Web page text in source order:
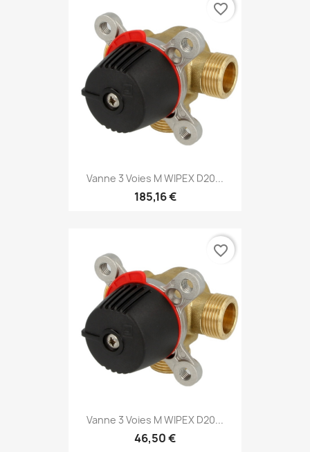
Vanne 3 Voies M WIPEX D20...
185,16 €
favorite_border
Vanne 3 Voies M WIPEX D20...
46,50 €
favorite_border